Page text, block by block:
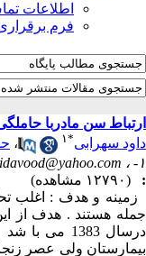
اطلاعات
فرم
ارتباط سن مادربا
داود سهرابی*۱ ،
۱- ،
:
(۱۲۷۹۰ مشاهده)
زمینه و هدف : اغلب
درسال